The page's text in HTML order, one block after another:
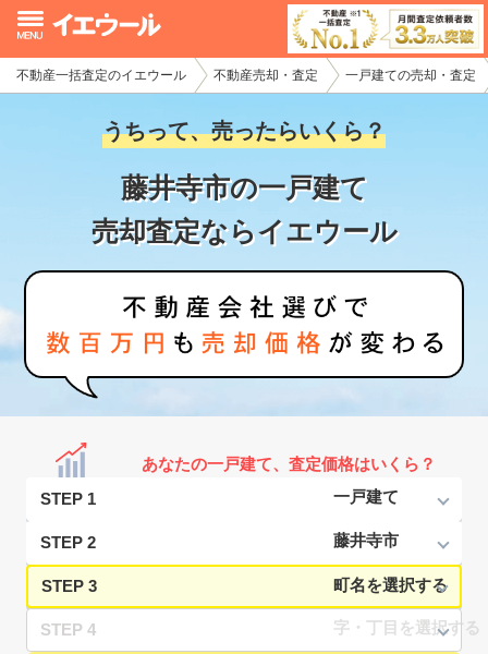
不動産一括査定のイエウール 不動産売却・査定 一戸建ての売却・査定
うちって、売ったらいくら？
藤井寺市の一戸建て
売却査定ならイエウール
あなたの一戸建て、査定価格はいくら？
STEP 1
STEP 2
STEP 3
STEP 4
イエウール加盟希望の不動産会社様
初めての方へ
不動産売却の流れ
不動産の売却・一括査定
家査定シミュレーター
お問い合わせ